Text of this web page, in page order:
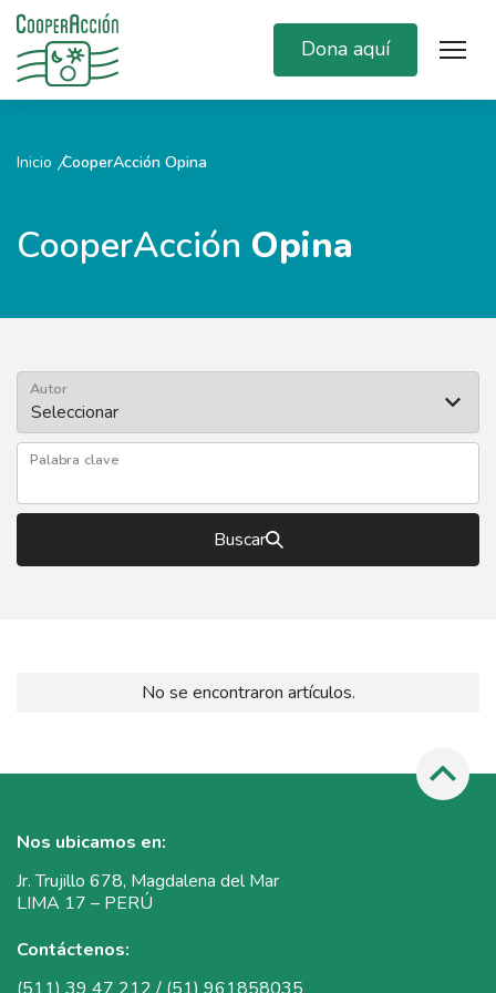
Dona aquí
Inicio CooperAcción Opina
CooperAcción Opina
Autor
Palabra clave
Buscar
No se encontraron artículos.
Nos ubicamos en:
Jr. Trujillo 678, Magdalena del Mar
LIMA 17 – PERÚ
Contáctenos: